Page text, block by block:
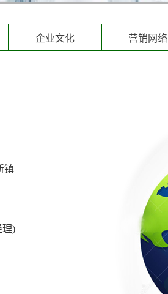
企业文化 营销网络
镇
理)